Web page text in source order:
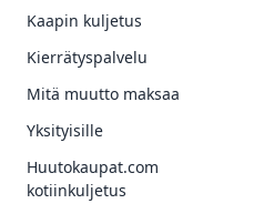
Kaapin kuljetus
Kierrätyspalvelu
Mitä muutto maksaa
Yksityisille
Huutokaupat.com
kotiinkuljetus